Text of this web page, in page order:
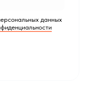
данных